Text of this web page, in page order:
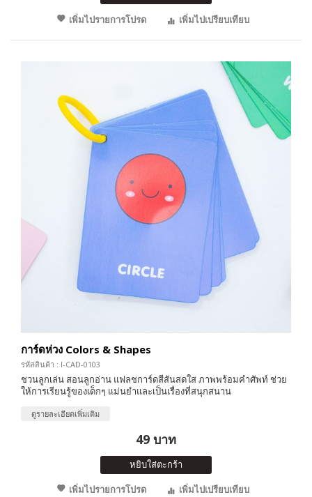
เพิ่มไปรายการโปรด
เพิ่มไปเปรียบเทียบ
การ์ดห่วง Colors & Shapes
รหัสสินค้า : I-CAD-0103
ชวนลูกเล่น สอนลูกอ่าน แฟลชการ์ดสีสันสดใส ภาพพร้อมคำศัพท์ ช่วย
ให้การเรียนรู้ของเด็กๆ แม่นยำและเป็นเรื่องที่สนุกสนาน
ดูรายละเอียดเพิ่มเติม
49 บาท
หยิบใส่ตะกร้า
เพิ่มไปรายการโปรด
เพิ่มไปเปรียบเทียบ